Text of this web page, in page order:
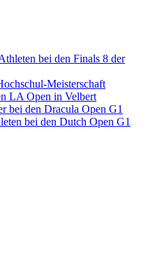
bei den Finals 8 der
Meisterschaft
LA Open in Velbert
bei den Dracula Open G1
bei den Dutch Open G1